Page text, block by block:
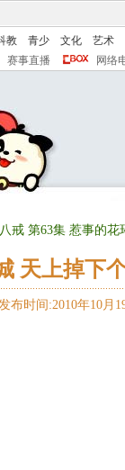
教 青少 文化
艺术
赛事直播 网络
戒 第63集 惹事的花
天上掉下
布时间:2010年10月